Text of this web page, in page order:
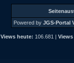
Powered by JGS-Portal
Views heute: 106.681 |